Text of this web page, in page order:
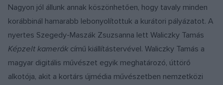
Nagyon jól állunk annak köszönhetően, hogy tavaly minden
korábbinál hamarabb lebonyolítottuk a kurátori pályázatot. A
nyertes Szegedy-Maszák Zsuzsanna lett Waliczky Tamás
Képzelt kamerák című kiállítástervével. Waliczky Tamás a
magyar digitális művészet egyik meghatározó, úttörő
alkotója, akit a kortárs újmédia művészetben nemzetközi